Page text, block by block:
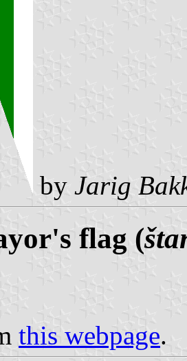
by Jarig
flag (
this webpage.